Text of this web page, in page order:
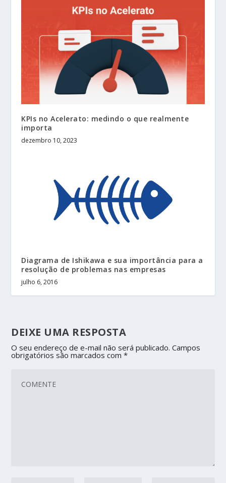
KPIs no Acelerato: medindo o que realmente
importa
dezembro 10, 2023
Diagrama de Ishikawa e sua importância para a
resolução de problemas nas empresas
julho 6, 2016
DEIXE UMA RESPOSTA
O seu endereço de e-mail não será publicado. Campos
obrigatórios são marcados com*